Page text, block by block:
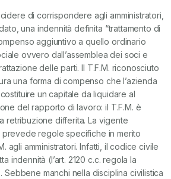
di corrispondere agli amministratori,
una indennità definita “trattamento di
aggiuntivo a quello ordinario
ovvero dall’assemblea dei soci e
delle parti. Il T.F.M. riconosciuto
una forma di compenso che l’azienda
un capitale da liquidare al
del rapporto di lavoro: il T.F.M. è
retribuzione differita. La vigente
prevede regole specifiche in merito
agli amministratori. Infatti, il codice civile
indennità (l’art. 2120 c.c. regola la
Sebbene manchi nella disciplina civilistica